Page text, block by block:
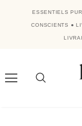
ESSENTIELS
CONSCIENTS ●